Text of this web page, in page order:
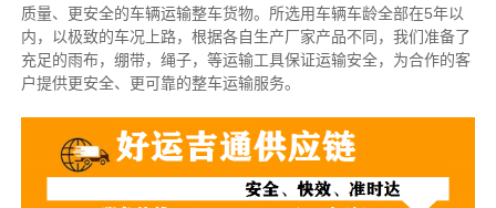
质量、更安全的车辆运输整车货物。所选用车辆车龄全部在5年以
内，以极致的车况上路，根据各自生产厂家产品不同，我们准备了
充足的雨布，绷带，绳子，等运输工具保证运输安全，为合作的客
户提供更安全、更可靠的整车运输服务。